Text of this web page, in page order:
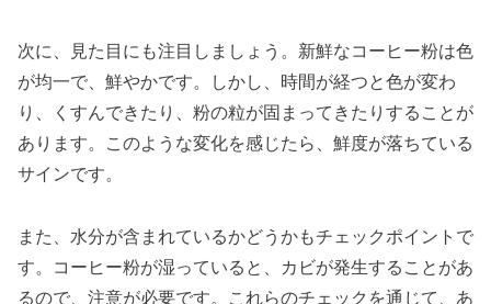
次に、見た目にも注目しましょう。新鮮なコーヒー粉は色
が均一で、鮮やかです。しかし、時間が経つと色が変わ
り、くすんできたり、粉の粒が固まってきたりすることが
あります。このような変化を感じたら、鮮度が落ちている
サインです。
また、水分が含まれているかどうかもチェックポイントで
す。コーヒー粉が湿っていると、カビが発生することがあ
るので、注意が必要です。これらのチェックを通じて、あ